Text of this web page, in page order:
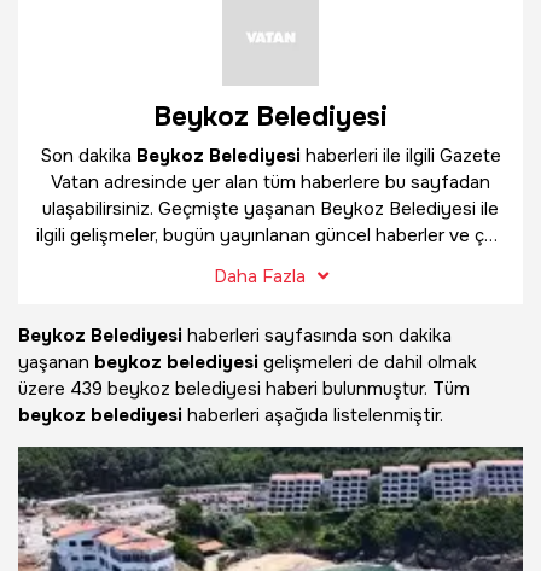
Beykoz Belediyesi
Son dakika Beykoz Belediyesi haberleri ile ilgili Gazete
Vatan adresinde yer alan tüm haberlere bu sayfadan
ulaşabilirsiniz. Geçmişte yaşanan Beykoz Belediyesi ile
ilgili gelişmeler, bugün yayınlanan güncel haberler ve çok
bulabilirsiniz.
Daha Fazla
Beykoz Belediyesi haberleri sayfasında son dakika
yaşanan beykoz belediyesi gelişmeleri de dahil olmak
üzere 439 beykoz belediyesi haberi bulunmuştur. Tüm
beykoz belediyesi haberleri aşağıda listelenmiştir.